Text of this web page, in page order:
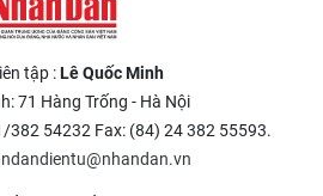
tập :Lê Quốc Minh
71 Hàng Trống - Hà Nội
382 54232 Fax: (84) 24 382 55593.